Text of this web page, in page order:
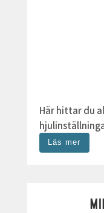
Här hittar du
Läs mer